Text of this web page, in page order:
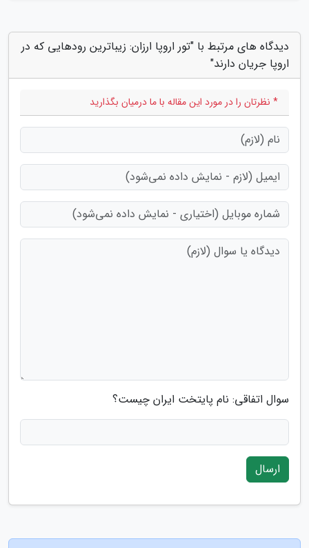
دیدگاه های مرتبط با "تور اروپا ارزان: زیباترین رودهایی که در
اروپا جریان دارند"
* نظرتان را در مورد این مقاله با ما درمیان بگذارید
سوال اتفاقی: نام پایتخت ایران چیست؟
ارسال